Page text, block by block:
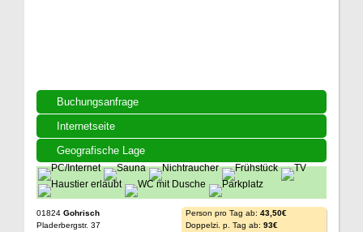
Buchungsanfrage
Internetseite
Geografische Lage
01824 Gohrisch
Pladerbergstr. 37
Person pro Tag ab: 43,50€
Doppelzi. p. Tag ab: 93€